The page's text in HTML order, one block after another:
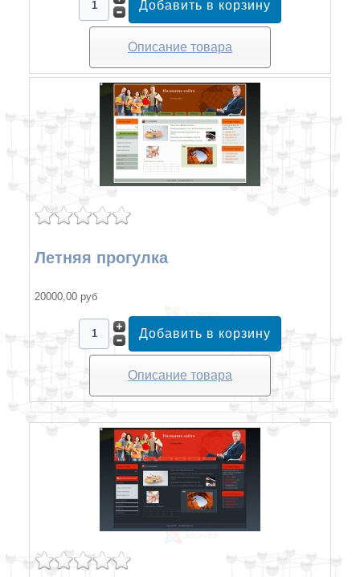
Описание товара
Летняя прогулка
20000,00 руб
Описание товара